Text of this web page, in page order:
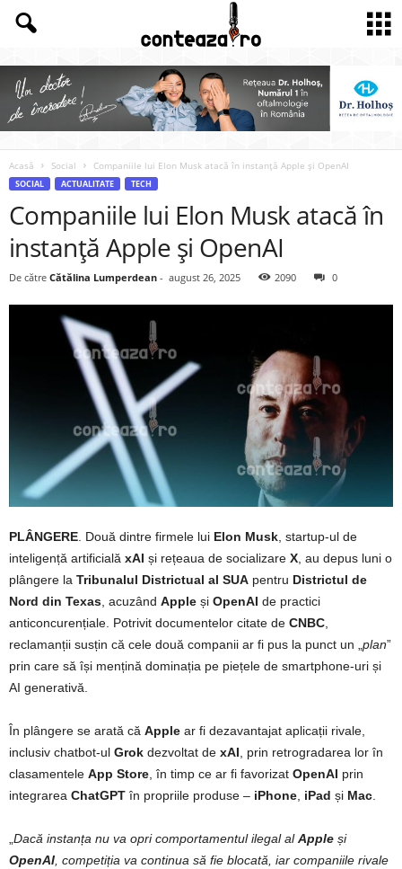
Acasă Social Companiile lui Elon Musk atacă în instanță Apple și OpenAI
SOCIAL ACTUALITATE TECH
Companiile lui Elon Musk atacă în
instanță Apple și OpenAI
De către Cătălina Lumperdean - august 26, 2025 2090 0
PLÂNGERE . Două dintre firmele lui Elon Musk , startup-ul de
inteligență artificială xAI și rețeaua de socializare X , au depus luni o
plângere la Tribunalul Districtual al SUA pentru Districtul de
Nord din Texas , acuzând Apple și OpenAI de practici
anticoncurențiale. Potrivit documentelor citate de CNBC
reclamanții susțin că cele două companii ar fi pus la punct un „ plan”
prin care să își mențină dominația pe piețele de smartphone-uri și
AI generativă.
În plângere se arată că Apple ar fi dezavantajat aplicații rivale,
inclusiv chatbot-ul Grok dezvoltat de xAI , prin retrogradarea lor în
clasamentele App Store , în timp ce ar fi favorizat OpenAI prin
integrarea ChatGPT în propriile produse – iPhone iPad și Mac
Dacă instanța nu va opri comportamentul ilegal alApple și
OpenAI , competiția va continua să fie blocată, iar companiile rivale